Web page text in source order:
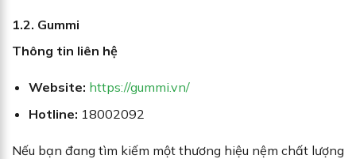
1.2. Gummi
Thông tin liên hệ
Website: https://gummi.vn/
Hotline: 18002092
Nếu bạn đang tìm kiếm một thương hiệu nệm chất lượng